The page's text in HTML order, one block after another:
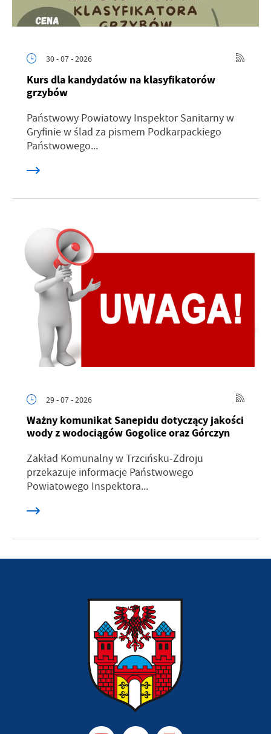
30 - 07 - 2026
Kurs dla kandydatów na klasyfikatorów
grzybów
Państwowy Powiatowy Inspektor Sanitarny w
Gryfinie w ślad za pismem Podkarpackiego
Państwowego...
29 - 07 - 2026
Ważny komunikat Sanepidu dotyczący jakości
wody z wodociągów Gogolice oraz Górczyn
Zakład Komunalny w Trzcińsku-Zdroju
przekazuje informacje Państwowego
Powiatowego Inspektora...